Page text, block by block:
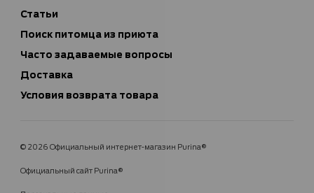
Статьи
Поиск питомца из приюта
Часто задаваемые вопросы
Доставка
Условия возврата товара
© 2026 Официальный интернет-магазин Purina®
Официальный сайт Purina®